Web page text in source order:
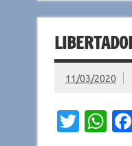
11/03/2020
T W